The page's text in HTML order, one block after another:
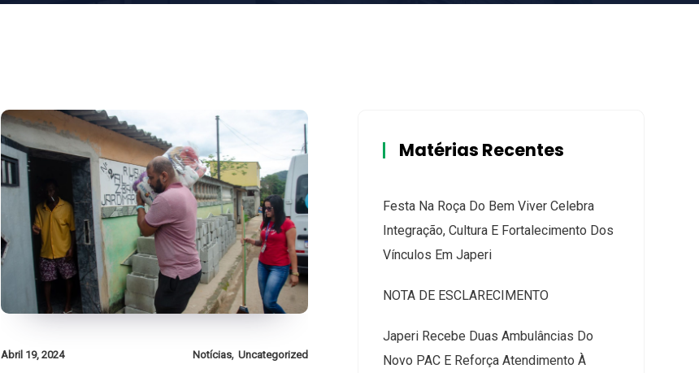
Abril 19, 2024 Notícias, Uncategorized
Matérias Recentes
Festa Na Roça Do Bem Viver Celebra
Integração, Cultura E Fortalecimento Dos
Vínculos Em Japeri
NOTA DE ESCLARECIMENTO
Japeri Recebe Duas Ambulâncias Do
Novo PAC E Reforça Atendimento À